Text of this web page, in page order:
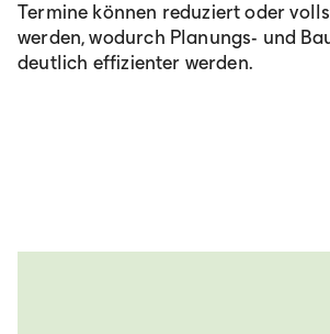
Termine können reduziert oder
werden, wodurch Planungs- und
deutlich effizienter werden.